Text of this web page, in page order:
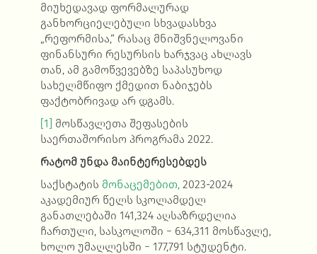
მიუხედავად ფორმალურად
განხორციელებული სხვადასხვა
„რეფორმისა,“ რასაც მნიშვნელოვანი
ფინანსური რესურსის ხარჯვაც ახლავს
თან, ამ გამოწვევებზე საპასუხოდ
სახელმწიფო ქმედით ნაბიჯებს
ფაქტობრივად არ დგამს.
[1]
მოსწავლეთა შეფასების
საერთაშორისო პროგრამა 2022.
რატომ უნდა მაინტერესებდეს
საქსტატის მონაცემებით,2023-2024
აკადემიურ წელს სკოლამდელ
განათლებაში 141,324 აღსაზრდელია
ჩართული, სასკოლოში − 634,311 მოსწავლე,
ხოლო უმაღლესში − 177,791 სტუდენტი.